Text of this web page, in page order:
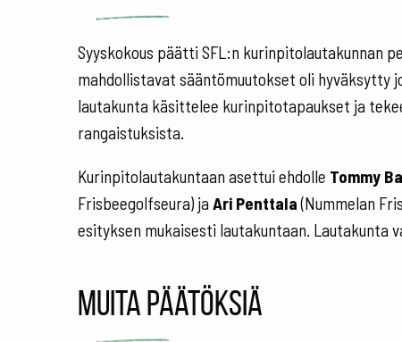
Syyskokous päätti SFL:n kurinpitolautakunnan
mahdollistavat sääntömuutokset oli hyväksytty
lautakunta käsittelee kurinpitotapaukset ja
rangaistuksista.
Kurinpitolautakuntaan asettui ehdolle Tommy
Frisbeegolfseura) ja Ari Penttala(Nummelan
esityksen mukaisesti lautakuntaan. Lautakunta
Muita päätöksiä